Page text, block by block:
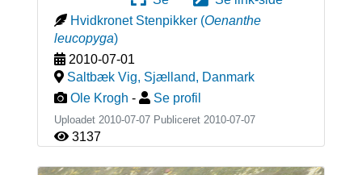
Hvidkronet Stenpikker (Oenanthe
leucopyga)
2010-07-01
Saltbæk Vig, Sjælland, Danmark
Ole Krogh - Se profil
Uploadet 2010-07-07 Publiceret 2010-07-07
3137